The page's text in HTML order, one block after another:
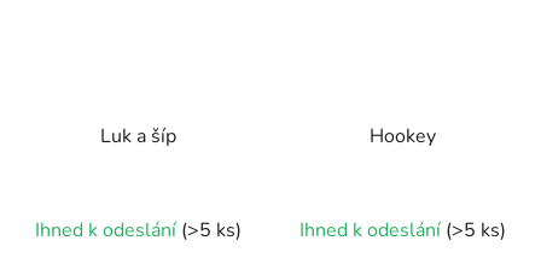
Luk a šíp
Ihned k odeslání (>5 ks)
Hookey
Ihned k odeslání (>5 ks)